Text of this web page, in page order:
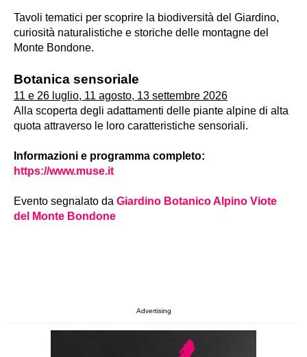
Tavoli tematici per scoprire la biodiversità del Giardino,
curiosità naturalistiche e storiche delle montagne del
Monte Bondone.
Botanica sensoriale
11 e 26 luglio, 11 agosto, 13 settembre 2026
Alla scoperta degli adattamenti delle piante alpine di alta
quota attraverso le loro caratteristiche sensoriali.
Informazioni e programma completo:
https://www.muse.it
Evento segnalato da Giardino Botanico Alpino Viote
del Monte Bondone
Advertising